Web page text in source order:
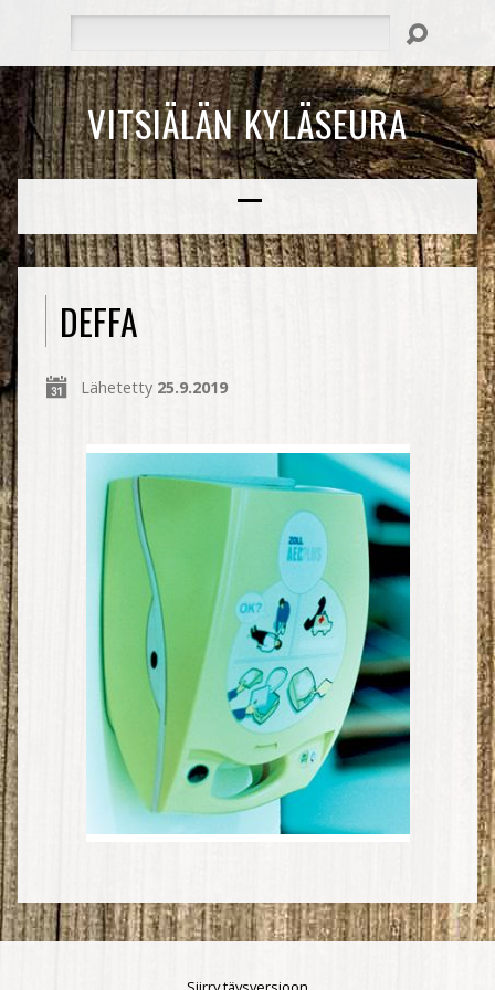
VITSIÄLÄN KYLÄSEURA
DEFFA
Lähetetty 25.9.2019